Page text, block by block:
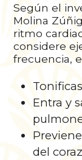
Según el
Molina
ritmo
considere
frecuencia,
Entra y
del